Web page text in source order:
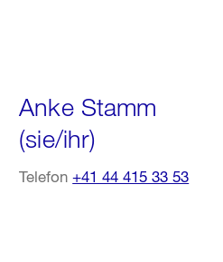
Anke Stamm
(sie/ihr)
Telefon+41 44 415 33 53